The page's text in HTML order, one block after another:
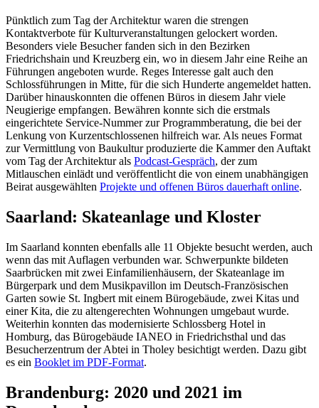
Pünktlich zum Tag der Architektur waren die strengen
Kontaktverbote für Kulturveranstaltungen gelockert worden.
Besonders viele Besucher fanden sich in den Bezirken
Friedrichshain und Kreuzberg ein, wo in diesem Jahr eine Reihe an
Führungen angeboten wurde. Reges Interesse galt auch den
Schlossführungen in Mitte, für die sich Hunderte angemeldet hatten.
Darüber hinauskonnten die offenen Büros in diesem Jahr viele
Neugierige empfangen. Bewähren konnte sich die erstmals
eingerichtete Service-Nummer zur Programmberatung, die bei der
Lenkung von Kurzentschlossenen hilfreich war. Als neues Format
zur Vermittlung von Baukultur produzierte die Kammer den Auftakt
vom Tag der Architektur als Podcast-Gespräch, der zum
Mitlauschen einlädt und veröffentlicht die von einem unabhängigen
Beirat ausgewählten Projekte und offenen Büros dauerhaft online.
Saarland: Skateanlage und Kloster
Im Saarland konnten ebenfalls alle 11 Objekte besucht werden, auch
wenn das mit Auflagen verbunden war. Schwerpunkte bildeten
Saarbrücken mit zwei Einfamilienhäusern, der Skateanlage im
Bürgerpark und dem Musikpavillon im Deutsch-Französischen
Garten sowie St. Ingbert mit einem Bürogebäude, zwei Kitas und
einer Kita, die zu altengerechten Wohnungen umgebaut wurde.
Weiterhin konnten das modernisierte Schlossberg Hotel in
Homburg, das Bürogebäude IANEO in Friedrichsthal und das
Besucherzentrum der Abtei in Tholey besichtigt werden. Dazu gibt
es ein Booklet im PDF-Format.
Brandenburg: 2020 und 2021 im